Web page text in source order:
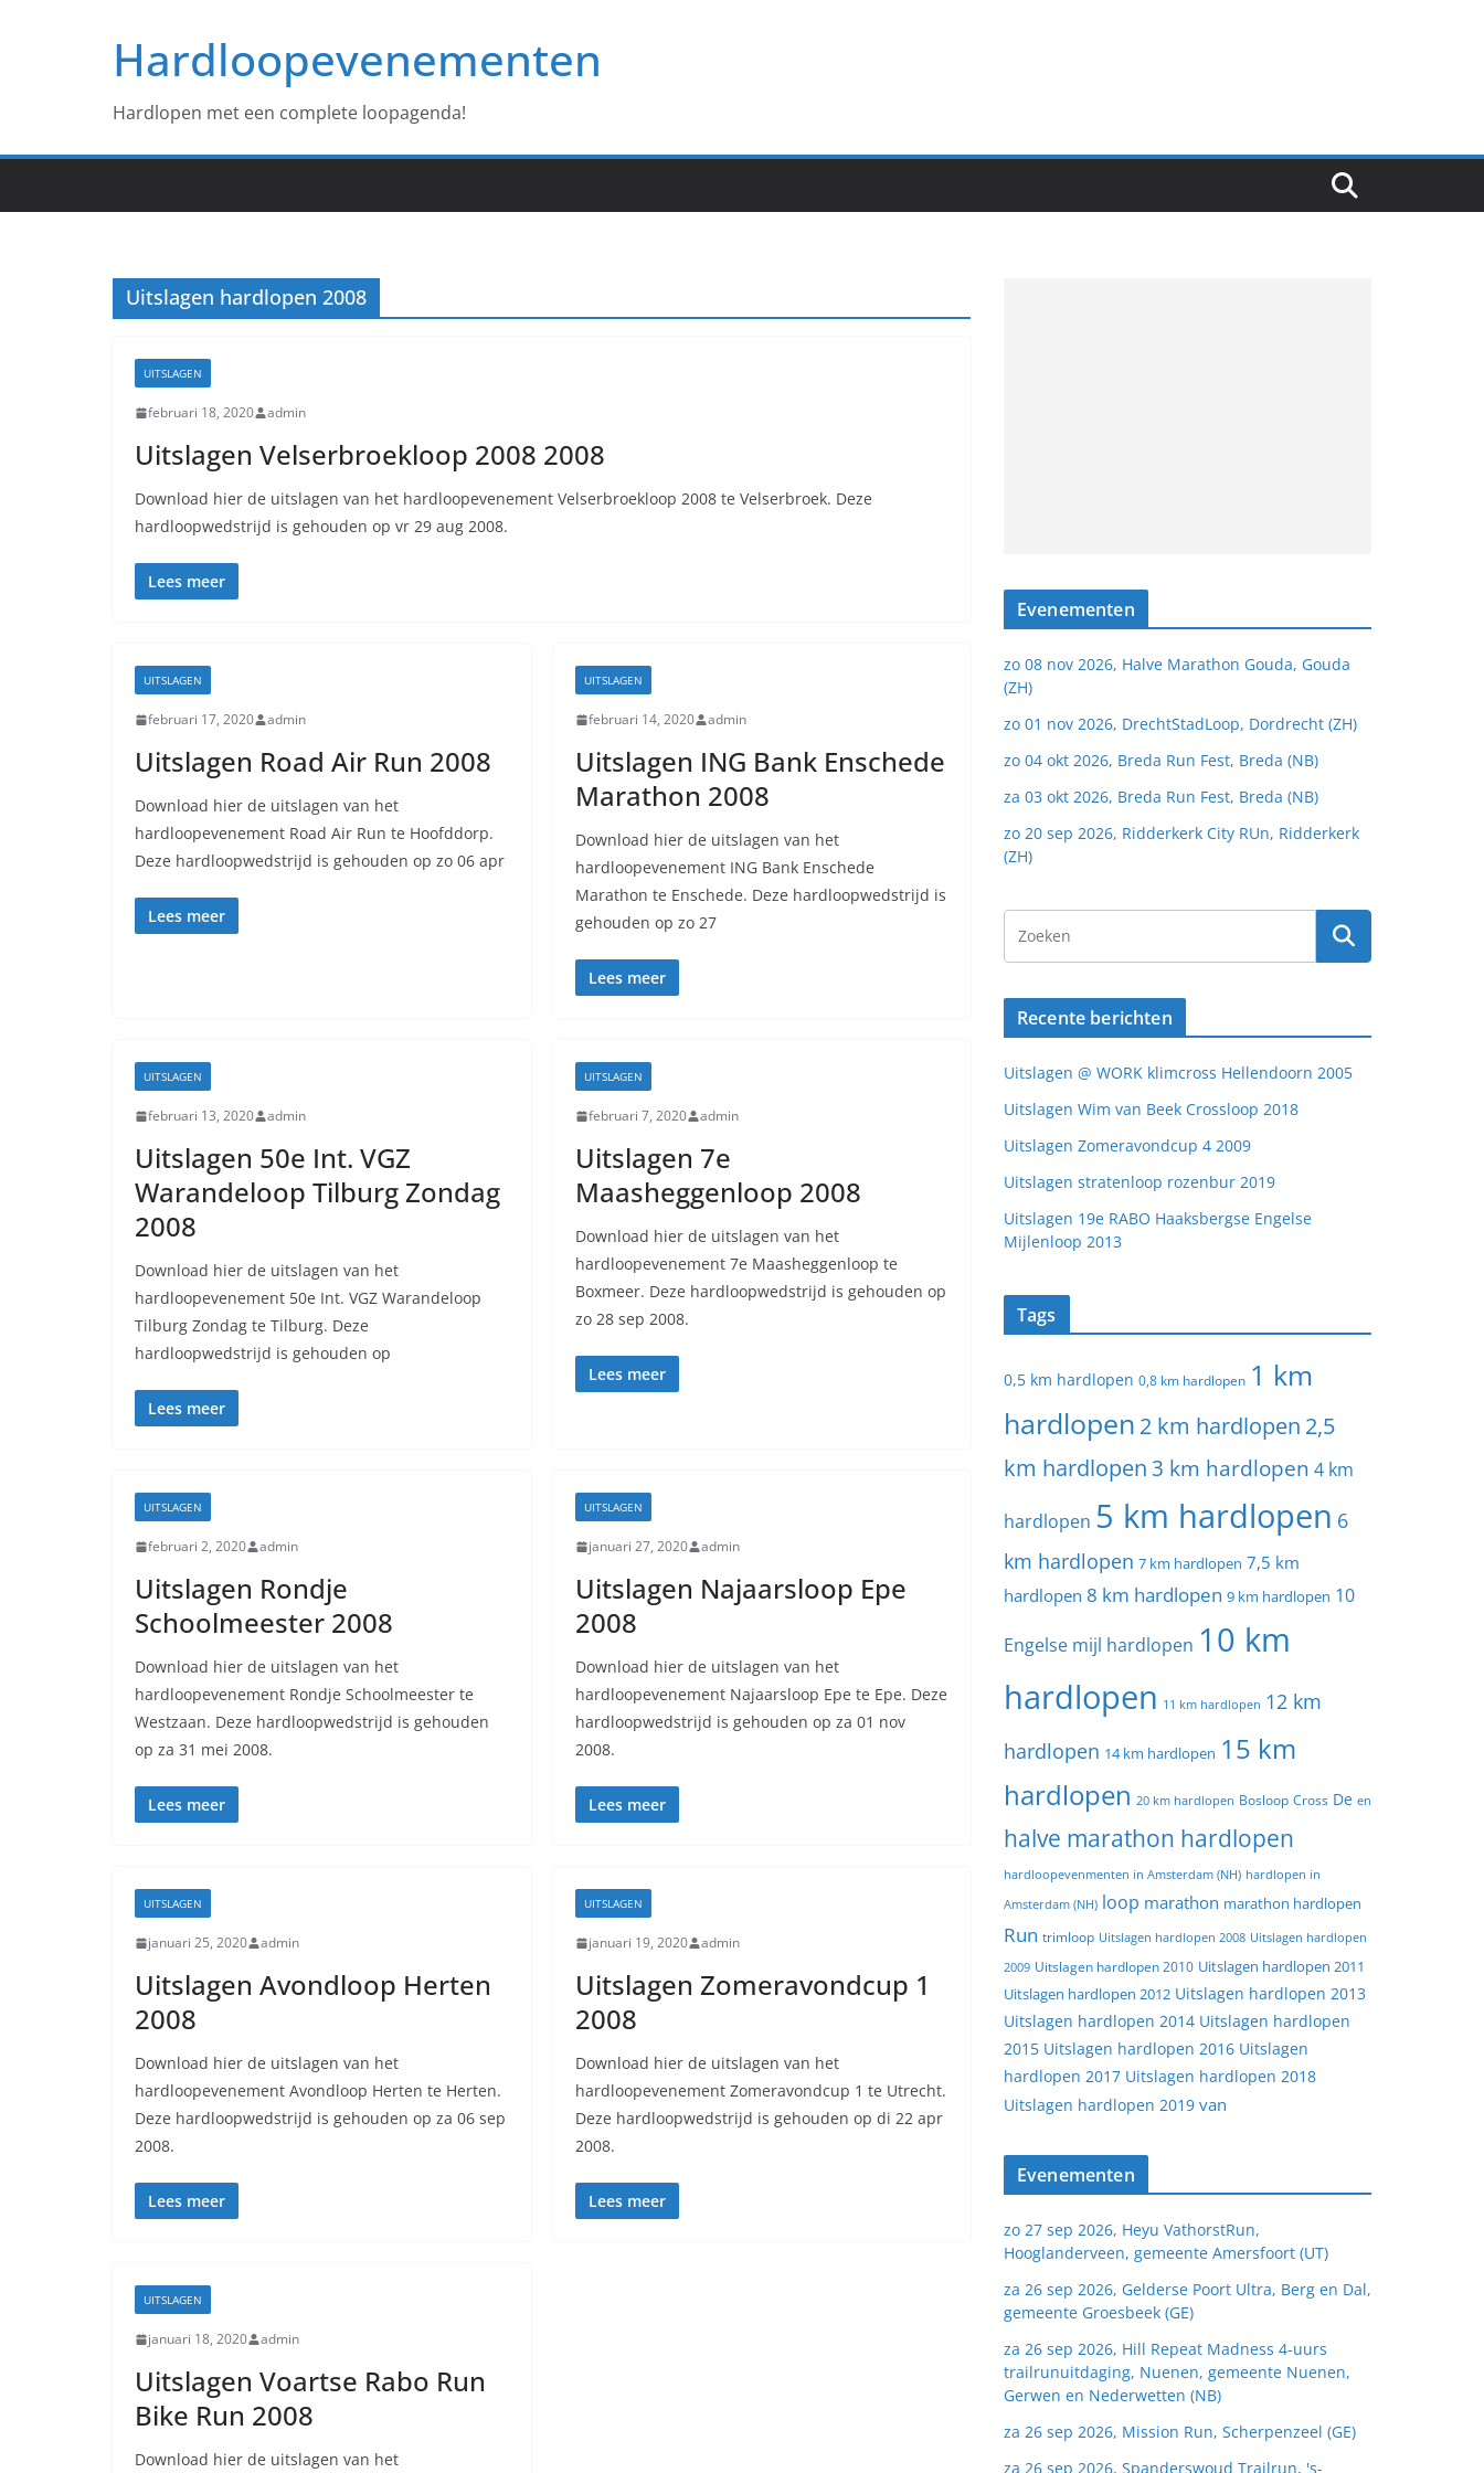
Hardloopevenementen
Hardlopen met een complete loopagenda!
Uitslagen hardlopen 2008
UITSLAGEN
februari 18, 2020 admin
Uitslagen Velserbroekloop 2008 2008
Download hier de uitslagen van het hardloopevenement Velserbroekloop 2008 te Velserbroek. Deze
hardloopwedstrijd is gehouden op vr 29 aug 2008.
Lees meer
UITSLAGEN
februari 17, 2020 admin
Uitslagen Road Air Run 2008
Download hier de uitslagen van het
hardloopevenement Road Air Run te Hoofddorp.
Deze hardloopwedstrijd is gehouden op zo 06 apr
Lees meer
UITSLAGEN
februari 14, 2020 admin
Uitslagen ING Bank Enschede
Marathon 2008
Download hier de uitslagen van het
hardloopevenement ING Bank Enschede
Marathon te Enschede. Deze hardloopwedstrijd is
gehouden op zo 27
Lees meer
UITSLAGEN
februari 13, 2020 admin
Uitslagen 50e Int. VGZ
Warandeloop Tilburg Zondag
2008
Download hier de uitslagen van het
hardloopevenement 50e Int. VGZ Warandeloop
Tilburg Zondag te Tilburg. Deze
hardloopwedstrijd is gehouden op
Lees meer
UITSLAGEN
februari 7, 2020 admin
Uitslagen 7e
Maasheggenloop 2008
Download hier de uitslagen van het
hardloopevenement 7e Maasheggenloop te
Boxmeer. Deze hardloopwedstrijd is gehouden op
zo 28 sep 2008.
Lees meer
UITSLAGEN
februari 2, 2020 admin
Uitslagen Rondje
Schoolmeester 2008
Download hier de uitslagen van het
hardloopevenement Rondje Schoolmeester te
Westzaan. Deze hardloopwedstrijd is gehouden
op za 31 mei 2008.
Lees meer
UITSLAGEN
januari 27, 2020 admin
Uitslagen Najaarsloop Epe
2008
Download hier de uitslagen van het
hardloopevenement Najaarsloop Epe te Epe. Deze
hardloopwedstrijd is gehouden op za 01 nov
2008.
Lees meer
UITSLAGEN
januari 25, 2020 admin
Uitslagen Avondloop Herten
2008
Download hier de uitslagen van het
hardloopevenement Avondloop Herten te Herten.
Deze hardloopwedstrijd is gehouden op za 06 sep
2008.
Lees meer
UITSLAGEN
januari 19, 2020 admin
Uitslagen Zomeravondcup 1
2008
Download hier de uitslagen van het
hardloopevenement Zomeravondcup 1 te Utrecht.
Deze hardloopwedstrijd is gehouden op di 22 apr
2008.
Lees meer
UITSLAGEN
januari 18, 2020 admin
Uitslagen Voartse Rabo Run
Bike Run 2008
Download hier de uitslagen van het
Evenementen
zo 08 nov 2026, Halve Marathon Gouda, Gouda
(ZH)
zo 01 nov 2026, DrechtStadLoop, Dordrecht (ZH)
zo 04 okt 2026, Breda Run Fest, Breda (NB)
za 03 okt 2026, Breda Run Fest, Breda (NB)
zo 20 sep 2026, Ridderkerk City RUn, Ridderkerk
(ZH)
Recente berichten
Uitslagen @ WORK klimcross Hellendoorn 2005
Uitslagen Wim van Beek Crossloop 2018
Uitslagen Zomeravondcup 4 2009
Uitslagen stratenloop rozenbur 2019
Uitslagen 19e RABO Haaksbergse Engelse
Mijlenloop 2013
Tags
0,5 km hardlopen 0,8 km hardlopen 1 km
hardlopen 2 km hardlopen 2,5
km hardlopen 3 km hardlopen 4 km
hardlopen 5 km hardlopen 6
km hardlopen 7 km hardlopen 7,5 km
hardlopen 8 km hardlopen 9 km hardlopen 10
Engelse mijl hardlopen 10 km
hardlopen 11 km hardlopen 12 km
hardlopen 14 km hardlopen 15 km
hardlopen 20 km hardlopen Bosloop Cross De en
halve marathon hardlopen
hardloopevenmenten in Amsterdam (NH) hardlopen in
Amsterdam (NH) loop marathon marathon hardlopen
Run trimloop Uitslagen hardlopen 2008 Uitslagen hardlopen
2009 Uitslagen hardlopen 2010 Uitslagen hardlopen 2011
Uitslagen hardlopen 2012 Uitslagen hardlopen 2013
Uitslagen hardlopen 2014 Uitslagen hardlopen
2015 Uitslagen hardlopen 2016 Uitslagen
hardlopen 2017 Uitslagen hardlopen 2018
Uitslagen hardlopen 2019 van
Evenementen
zo 27 sep 2026, Heyu VathorstRun,
Hooglanderveen, gemeente Amersfoort (UT)
za 26 sep 2026, Gelderse Poort Ultra, Berg en Dal,
gemeente Groesbeek (GE)
za 26 sep 2026, Hill Repeat Madness 4-uurs
trailrunuitdaging, Nuenen, gemeente Nuenen,
Gerwen en Nederwetten (NB)
za 26 sep 2026, Mission Run, Scherpenzeel (GE)
za 26 sep 2026, Spanderswoud Trailrun, 's-